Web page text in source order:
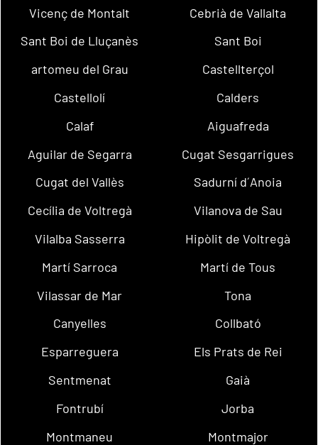
Vicenç de Montalt
Cebrià de Vallalta
Sant Boi de Lluçanès
Sant Boi
artomeu del Grau
Castellterçol
Castellolí
Calders
Calaf
Aiguafreda
Aguilar de Segarra
Cugat Sesgarrigues
Cugat del Vallès
Sadurní d´Anoia
Cecília de Voltregà
Vilanova de Sau
Vilalba Sasserra
Hipòlit de Voltregà
Martí Sarroca
Martí de Tous
Vilassar de Mar
Tona
Canyelles
Collbató
Esparreguera
Els Prats de Rei
Sentmenat
Gaià
Fontrubí
Jorba
Montmaneu
Montmajor